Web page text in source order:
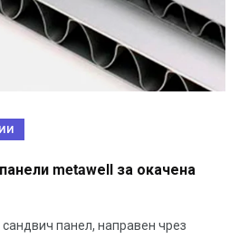
metawеll за окачена
панел, направен чрез